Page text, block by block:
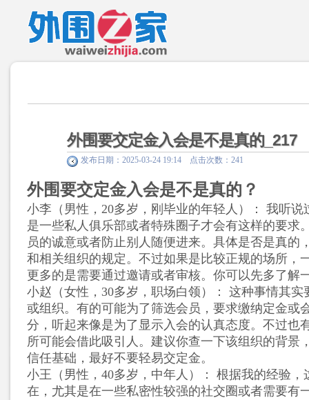
外围要交定金入会是不是真的_217
发布日期：2025-03-24 19:14 点击次数：241
外围要交定金入会是不是真的？
小李（男性，20多岁，刚毕业的年轻人）
： 我听
是一些私人俱乐部或者特殊圈子才会有这样的要求
员的诚意或者防止别人随便进来。具体是否是真的
和相关组织的规定。不过如果是比较正规的场所，
更多的是需要通过邀请或者审核。你可以先多了解
小赵（女性，30多岁，职场白领）
： 这种事情其
或组织。有的可能为了筛选会员，要求缴纳定金或
分，听起来像是为了显示入会的认真态度。不过也
所可能会借此吸引人。建议你查一下该组织的背景
信任基础，最好不要轻易交定金。
小王（男性，40多岁，中年人）
： 根据我的经验
在，尤其是在一些私密性较强的社交圈或者需要有